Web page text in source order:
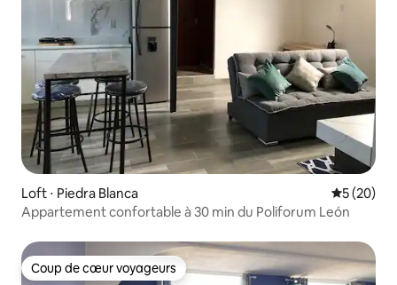
Loft ⋅ Piedra Blanca
5 (20)
Appartement confortable à 30 min du Poliforum León
Coup de cœur voyageurs
Coup de cœur voyageurs